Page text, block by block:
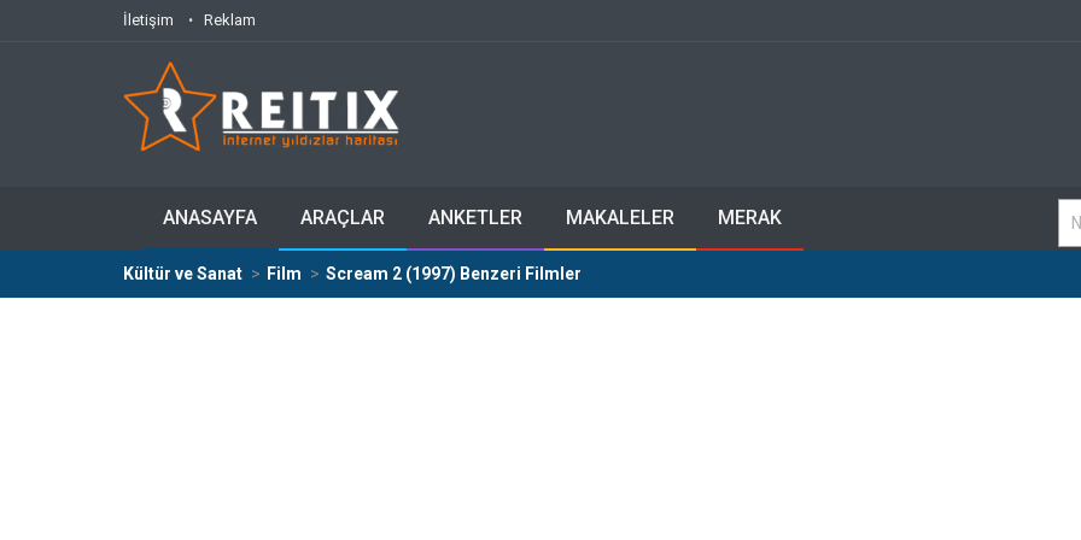
İletişim Reklam
ANASAYFA ARAÇLAR ANKETLER MAKALELER MERAK
Kültür ve Sanat Film Scream 2 (1997) Benzeri Filmler